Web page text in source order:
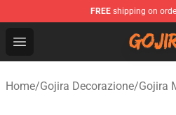
FREE shipping on
Open menu
Gojira Shop - Official Gojira
Home/Gojira Decorazione/Gojira